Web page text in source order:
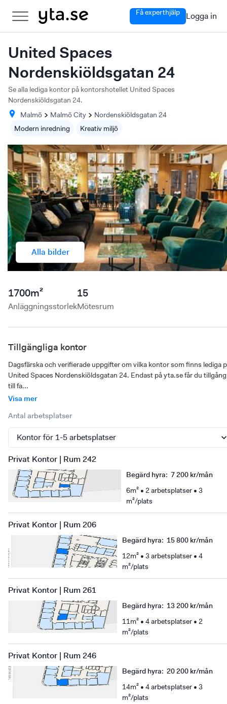
Få experthjälp Logga in
United Spaces
Nordenskiöldsgatan 24
Se alla lediga kontor på kontorshotellet United Spaces
Nordenskiöldsgatan 24.
Malmö
Malmö City Nordenskiöldsgatan 24
Modern inredning
Kreativ miljö
Alla bilder
1700m²
Anläggningsstorlek
15
Mötesrum
Tillgängliga kontor
Dagsfärska och verifierade uppgifter om vilka kontor som finns lediga
United Spaces Nordenskiöldsgatan 24. Endast på yta.se får du tillgång
till fa...
Visa mer
Antal arbetsplatser
Privat Kontor | Rum 242
Begärd hyra: 7 200 kr/mån
6m² • 2 arbetsplatser • 3
m²/plats
Privat Kontor | Rum 206
Begärd hyra: 15 800 kr/mån
12m² • 3 arbetsplatser • 4
m²/plats
Privat Kontor | Rum 261
Begärd hyra: 13 200 kr/mån
11m² • 4 arbetsplatser • 2
m²/plats
Privat Kontor | Rum 246
Begärd hyra: 20 200 kr/mån
14m² • 4 arbetsplatser • 3
m²/plats